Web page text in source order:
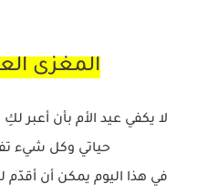
المغزى
لا يكفي عيد الأم بأن أعبر
حياتي وكل شيء
في هذا اليوم يمكن أن أقدّم